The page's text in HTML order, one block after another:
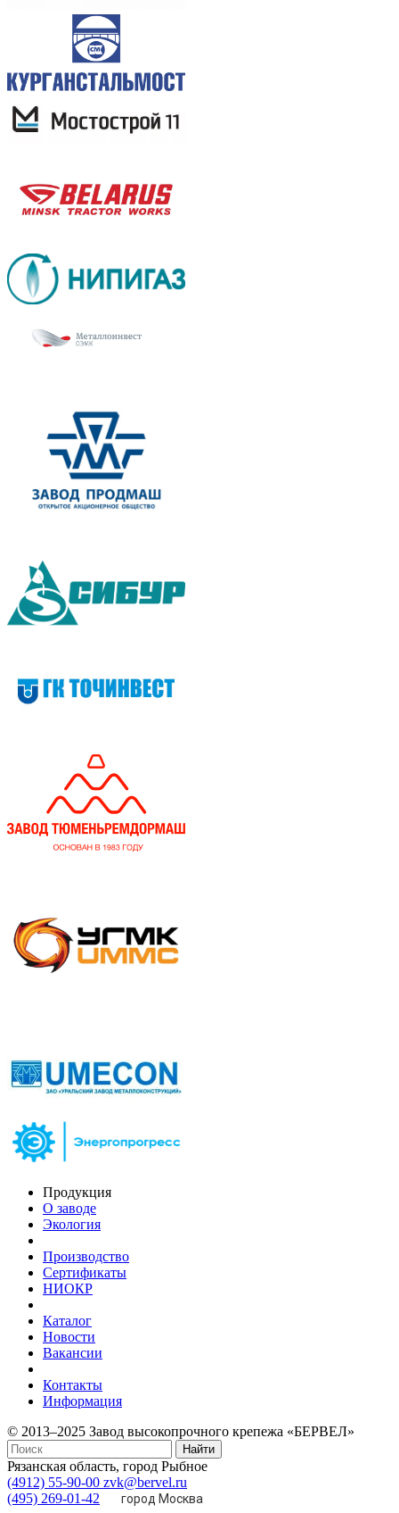
Продукция
О заводе
Экология
Производство
Сертификаты
НИОКР
Каталог
Новости
Вакансии
Контакты
Информация
© 2013–2025 Завод высокопрочного крепежа «БЕРВЕЛ»
Найти
Рязанская область, город Рыбное
(4912) 55-90-00 zvk@bervel.ru
(495) 269-01-42
город Москва